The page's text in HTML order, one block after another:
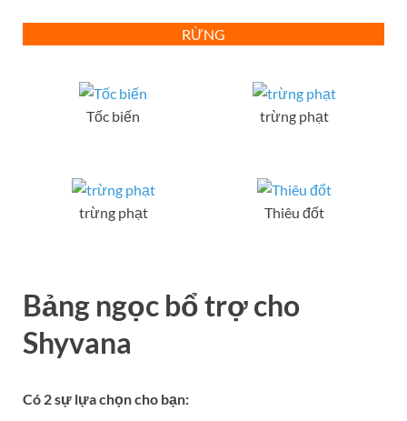
RỪNG
Tốc biến trừng phạt
trừng phạt Thiêu đốt
Bảng ngọc bổ trợcho
Shyvana
Có 2 sự lựa chọn cho bạn: